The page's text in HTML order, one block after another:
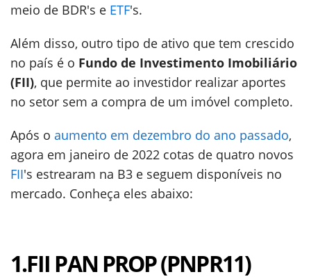
meio de BDR's e ETF's.
Além disso, outro tipo de ativo que tem crescido
no país é o Fundo de Investimento Imobiliário
(FII), que permite ao investidor realizar aportes
no setor sem a compra de um imóvel completo.
Após o aumento em dezembro do ano passado,
agora em janeiro de 2022 cotas de quatro novos
FII's estrearam na B3 e seguem disponíveis no
mercado. Conheça eles abaixo:
1.FII PAN PROP (PNPR11)